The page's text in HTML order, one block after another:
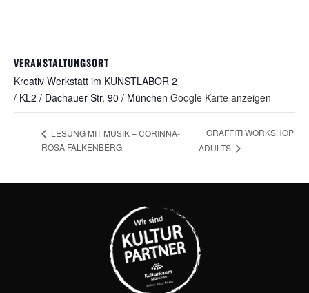
VERANSTALTUNGSORT
Kreativ Werkstatt im KUNSTLABOR 2
/ KL2 / Dachauer Str. 90 / München Google Karte anzeigen
LESUNG MIT MUSIK – CORINNA-
ROSA FALKENBERG
GRAFFITI WORKSHOP
ADULTS